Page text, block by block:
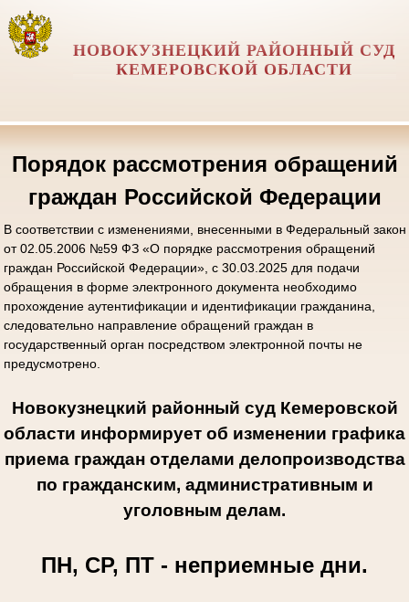
НОВОКУЗНЕЦКИЙ РАЙОННЫЙ СУД
КЕМЕРОВСКОЙ ОБЛАСТИ
Порядок рассмотрения обращений
граждан Российской Федерации
В соответствии с изменениями, внесенными в Федеральный закон
от 02.05.2006 №59 ФЗ «О порядке рассмотрения обращений
граждан Российской Федерации», с 30.03.2025 для подачи
обращения в форме электронного документа необходимо
прохождение аутентификации и идентификации гражданина,
следовательно направление обращений граждан в
государственный орган посредством электронной почты не
предусмотрено.
Новокузнецкий районный суд Кемеровской
области информирует об изменении графика
приема граждан отделами делопроизводства
по гражданским, административным и
уголовным делам.
ПН, СР, ПТ - неприемные дни.